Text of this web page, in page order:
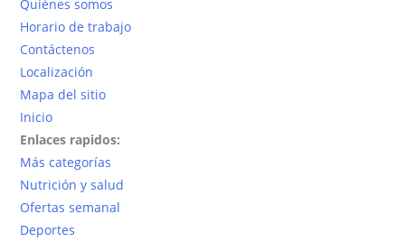
Quiénes somos
Horario de trabajo
Contáctenos
Localización
Mapa del sitio
Inicio
Enlaces rapidos:
Más categorías
Nutrición y salud
Ofertas semanal
Deportes